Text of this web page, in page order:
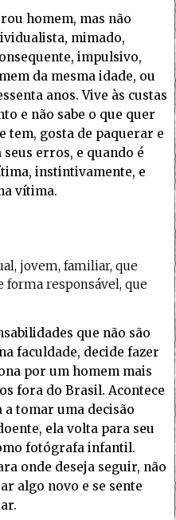
homem, mas não
mimado,
impulsivo,
da mesma idade, ou
anos. Vive às custas
e não sabe o que quer
tem, gosta de paquerar e
erros, e quando é
instintivamente, e
vítima.
jovem, familiar, que
forma responsável, que
que não são
faculdade, decide fazer
por um homem mais
fora do Brasil. Acontece
a tomar uma decisão
ela volta para seu
fotógrafa infantil.
onde deseja seguir, não
algo novo e se sente